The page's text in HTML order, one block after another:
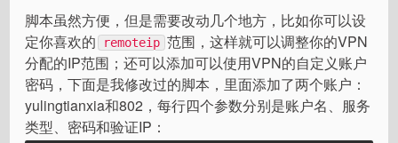
脚本虽然方便，但是需要改动几个地方，比如你可以设
定你喜欢的
remoteip 范围，这样就可以调整你的VPN
分配的IP范围；还可以添加可以使用VPN的自定义账户
密码，下面是我修改过的脚本，里面添加了两个账户：
yulingtianxia和802，每行四个参数分别是账户名、服务
类型、密码和验证IP：